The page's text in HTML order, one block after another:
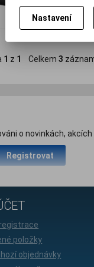
1 z 1 Celkem 3
o novinkách, akcích
Registrovat
položky
objednávky
Nastavení